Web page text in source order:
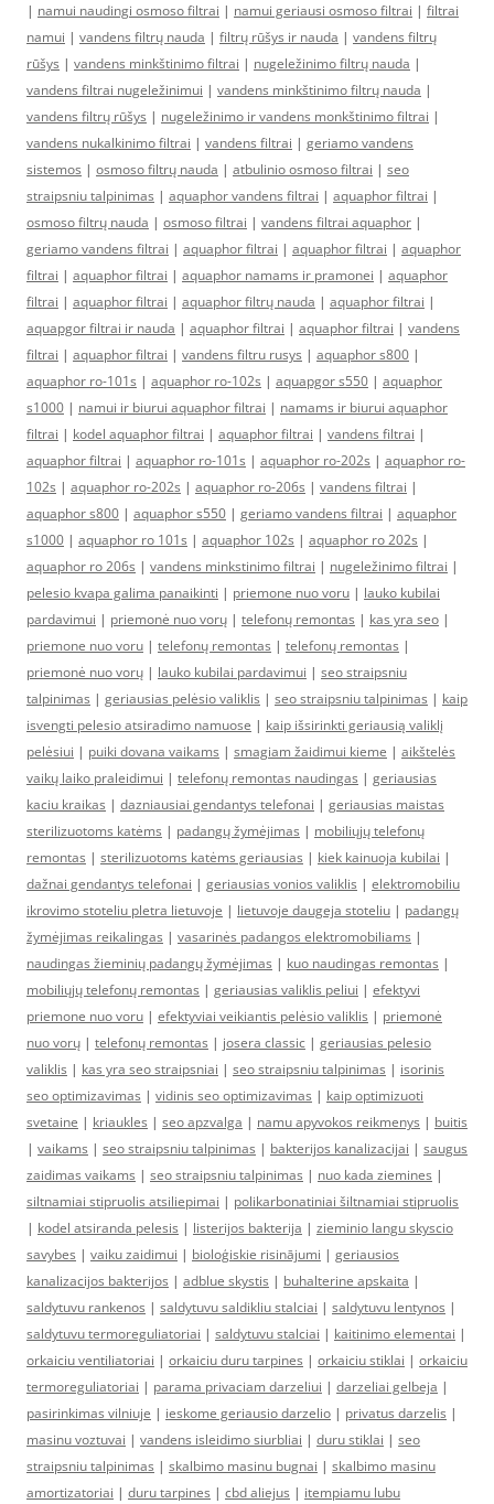
| namui naudingi osmoso filtrai | namui geriausi osmoso filtrai | filtrai
namui | vandens filtrų nauda | filtrų rūšys ir nauda | vandens filtrų
rūšys | vandens minkštinimo filtrai | nugeležinimo filtrų nauda |
vandens filtrai nugeležinimui | vandens minkštinimo filtrų nauda |
vandens filtrų rūšys | nugeležinimo ir vandens monkštinimo filtrai |
vandens nukalkinimo filtrai | vandens filtrai | geriamo vandens
sistemos | osmoso filtrų nauda | atbulinio osmoso filtrai | seo
straipsniu talpinimas | aquaphor vandens filtrai | aquaphor filtrai |
osmoso filtrų nauda | osmoso filtrai | vandens filtrai aquaphor |
geriamo vandens filtrai | aquaphor filtrai | aquaphor filtrai | aquaphor
filtrai | aquaphor filtrai | aquaphor namams ir pramonei | aquaphor
filtrai | aquaphor filtrai | aquaphor filtrų nauda | aquaphor filtrai |
aquapgor filtrai ir nauda | aquaphor filtrai | aquaphor filtrai | vandens
filtrai | aquaphor filtrai | vandens filtru rusys | aquaphor s800 |
aquaphor ro-101s | aquaphor ro-102s | aquapgor s550 | aquaphor
s1000 | namui ir biurui aquaphor filtrai | namams ir biurui aquaphor
filtrai | kodel aquaphor filtrai | aquaphor filtrai | vandens filtrai |
aquaphor filtrai | aquaphor ro-101s | aquaphor ro-202s | aquaphor ro-
102s | aquaphor ro-202s | aquaphor ro-206s | vandens filtrai |
aquaphor s800 | aquaphor s550 | geriamo vandens filtrai | aquaphor
s1000 | aquaphor ro 101s | aquaphor 102s | aquaphor ro 202s |
aquaphor ro 206s | vandens minkstinimo filtrai | nugeležinimo filtrai |
pelesio kvapa galima panaikinti | priemone nuo voru | lauko kubilai
pardavimui | priemonė nuo vorų | telefonų remontas | kas yra seo |
priemone nuo voru | telefonų remontas | telefonų remontas |
priemonė nuo vorų | lauko kubilai pardavimui | seo straipsniu
talpinimas | geriausias pelėsio valiklis | seo straipsniu talpinimas | kaip
isvengti pelesio atsiradimo namuose | kaip išsirinkti geriausią valiklį
pelėsiui | puiki dovana vaikams | smagiam žaidimui kieme | aikštelės
vaikų laiko praleidimui | telefonų remontas naudingas | geriausias
kaciu kraikas | dazniausiai gendantys telefonai | geriausias maistas
sterilizuotoms katėms | padangų žymėjimas | mobiliųjų telefonų
remontas | sterilizuotoms katėms geriausias | kiek kainuoja kubilai |
dažnai gendantys telefonai | geriausias vonios valiklis | elektromobiliu
ikrovimo stoteliu pletra lietuvoje | lietuvoje daugeja stoteliu | padangų
žymėjimas reikalingas | vasarinės padangos elektromobiliams |
naudingas žieminių padangų žymėjimas | kuo naudingas remontas |
mobiliųjų telefonų remontas | geriausias valiklis peliui | efektyvi
priemone nuo voru | efektyviai veikiantis pelėsio valiklis | priemonė
nuo vorų | telefonų remontas | josera classic | geriausias pelesio
valiklis | kas yra seo straipsniai | seo straipsniu talpinimas | isorinis
seo optimizavimas | vidinis seo optimizavimas | kaip optimizuoti
svetaine | kriaukles | seo apzvalga | namu apyvokos reikmenys | buitis
| vaikams | seo straipsniu talpinimas | bakterijos kanalizacijai | saugus
zaidimas vaikams | seo straipsniu talpinimas | nuo kada ziemines |
siltnamiai stipruolis atsiliepimai | polikarbonatiniai šiltnamiai stipruolis
| kodel atsiranda pelesis | listerijos bakterija | zieminio langu skyscio
savybes | vaiku zaidimui | bioloģiskie risinājumi | geriausios
kanalizacijos bakterijos | adblue skystis | buhalterine apskaita |
saldytuvu rankenos | saldytuvu saldikliu stalciai | saldytuvu lentynos |
saldytuvu termoreguliatoriai | saldytuvu stalciai | kaitinimo elementai |
orkaiciu ventiliatoriai | orkaiciu duru tarpines | orkaiciu stiklai | orkaiciu
termoreguliatoriai | parama privaciam darzeliui | darzeliai gelbeja |
pasirinkimas vilniuje | ieskome geriausio darzelio | privatus darzelis |
masinu voztuvai | vandens isleidimo siurbliai | duru stiklai | seo
straipsniu talpinimas | skalbimo masinu bugnai | skalbimo masinu
amortizatoriai | duru tarpines | cbd aliejus | itempiamu lubu